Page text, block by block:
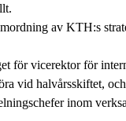
av KTH:s
för vicerektor för
vid halvårsskiftet,
inom